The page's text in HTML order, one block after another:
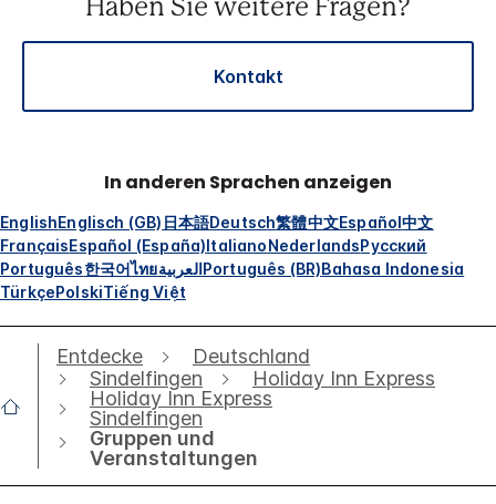
Haben Sie weitere Fragen?
Kontakt
In anderen Sprachen anzeigen
EnglishEnglisch (GB) 日本語Deutsch繁體中文Español中文
FrançaisEspañol (España)ItalianoNederlandsРусский
Português한국어ไทยالعربيةPortuguês (BR)Bahasa Indonesia
TürkçePolskiTiếng Việt
Entdecke
Deutschland
Sindelfingen
Holiday Inn Express
Holiday Inn Express
Sindelfingen
Gruppen und
Veranstaltungen